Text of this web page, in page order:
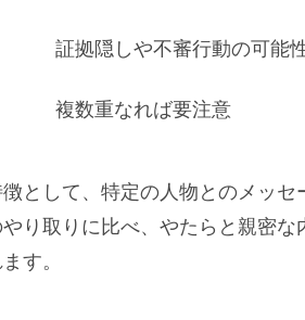
証拠隠しや不審行動の可能
複数重なれば要注意
として、特定の人物とのメッセ
り取りに比べ、やたらと親密な
す。